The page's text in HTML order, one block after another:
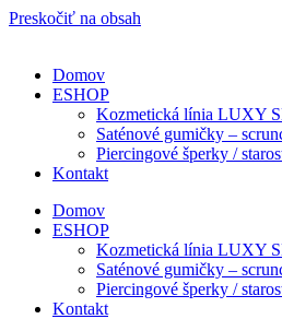
Preskočiť na obsah
Domov
ESHOP
Kozmetická línia LUXY
Saténové gumičky –
Piercingové šperky /
Kontakt
Domov
ESHOP
Kozmetická línia LUXY
Saténové gumičky –
Piercingové šperky /
Kontakt